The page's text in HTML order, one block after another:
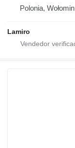
Polonia, Wołomin
Lamiro